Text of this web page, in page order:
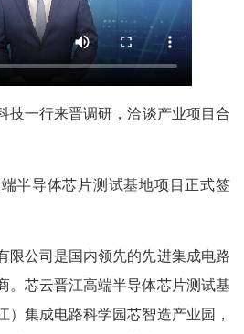
一行来晋调研，洽谈产业项目合
导体芯片测试基地项目正式签
公司是国内领先的先进集成电路
。芯云晋江高端半导体芯片测试基
）集成电路科学园芯智造产业园，